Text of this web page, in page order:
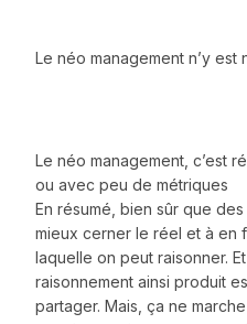
Le néo management n’y
Le néo management, c’est
ou avec peu de métriques
En résumé, bien sûr que
mieux cerner le réel et à en
laquelle on peut raisonner.
raisonnement ainsi produit
partager. Mais, ça ne